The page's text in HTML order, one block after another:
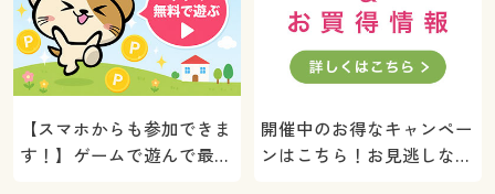
【スマホからも参加できま
す！】ゲームで遊んで最大
開催中のお得なキャンペー
ンはこちら！お見逃しな